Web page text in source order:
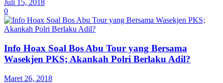
Juli 15, 2018
0
Info Hoax Soal Bos Abu Tour yang Bersama
Wasekjen PKS; Akankah Polri Berlaku Adil?
Maret 26, 2018